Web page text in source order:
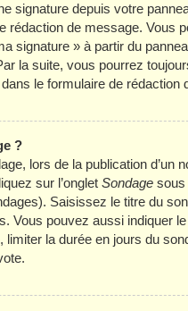
signature depuis votre
rédaction de message. Vous
signature » à partir du
la suite, vous pourrez
dans le formulaire de rédaction
?
lors de la publication
sur l’onglet Sondage sous
Saisissez le titre du
Vous pouvez aussi indiquer
limiter la durée en jours du